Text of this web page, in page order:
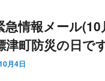
急情報メール(10
津町防災の日で
月4日